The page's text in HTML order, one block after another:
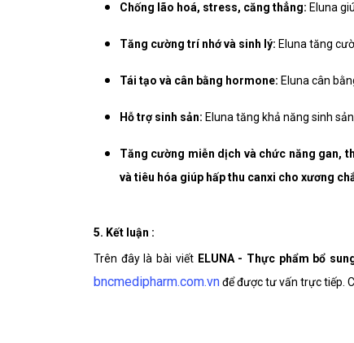
Chống lão hoá, stress, căng thẳng: Eluna
Tăng cường trí nhớ và sinh lý: Eluna tăng
Tái tạo và cân bằng hormone: Eluna cân
Hỗ trợ sinh sản: Eluna tăng khả năng sinh
Tăng cường miễn dịch và chức năng gan,
và tiêu hóa giúp hấp thu canxi cho xương
5. Kết luận :
Trên đây là bài viếtELUNA - Thực phẩm bổ
bncmedipharm.com.vnđể được tư vấn trực tiếp.